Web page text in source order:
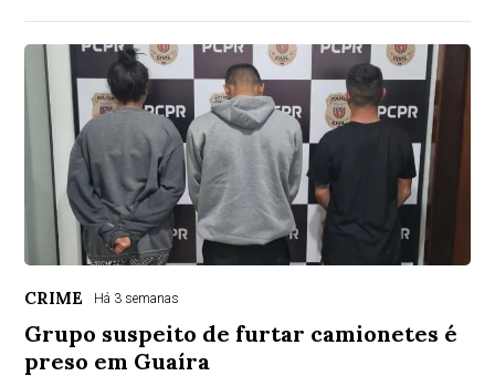
CRIME Há 3 semanas
Grupo suspeito de furtar camionetes é
preso em Guaíra